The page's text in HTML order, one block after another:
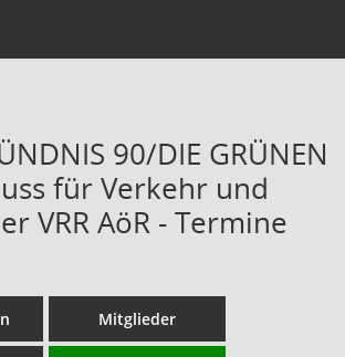
90/DIE GRÜNEN
für Verkehr und
VRR AöR - Termine
Mitglieder